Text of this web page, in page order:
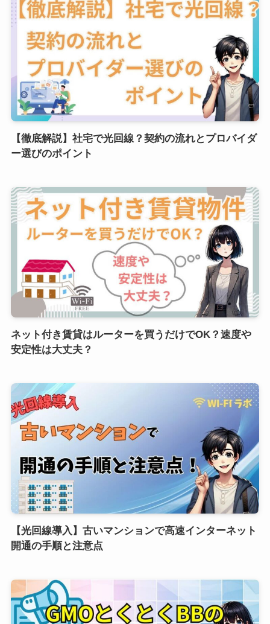
【徹底解説】社宅で光回線？契約の流れとプロバイダ
ー選びのポイント
ネット付き賃貸はルーターを買うだけでOK？速度や
安定性は大丈夫？
【光回線導入】古いマンションで高速インターネット
開通の手順と注意点